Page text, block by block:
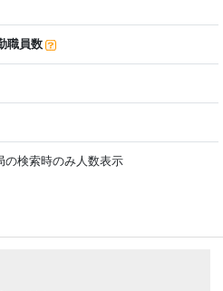
職員数
検索時のみ人数表示